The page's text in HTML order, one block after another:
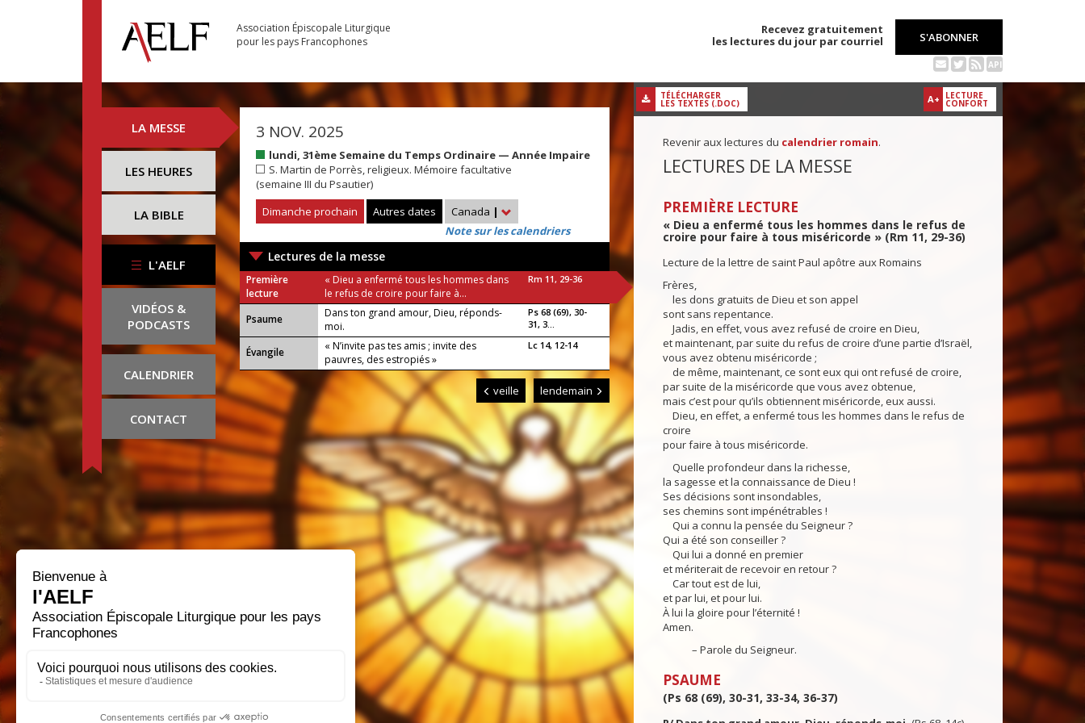
Association Épiscopale Liturgique
pour les pays Francophones
Recevez gratuitement
les lectures du jour par courriel
S'ABONNER
API
LA MESSE
LES HEURES
LA BIBLE
L'AELF
VIDÉOS &
PODCASTS
CALENDRIER
CONTACT
3 NOV. 2025
lundi, 31ème Semaine du Temps Ordinaire — Année Impaire
S. Martin de Porrès, religieux. Mémoire facultative
(semaine III du Psautier)
Dimanche prochain
Autres dates Canada |
Note sur les calendriers
Lectures de la messe
Première
lecture
« Dieu a enfermé tous les hommes dans
le refus de croire pour faire à...
Rm 11, 29-36
Psaume
Dans ton grand amour, Dieu, réponds-
moi.
Ps 68 (69), 30-
31, 3...
Évangile
« N’invite pas tes amis ; invite des
pauvres, des estropiés »
Lc 14, 12-14
veille lendemain
A+ LECTURE
CONFORT
TÉLÉCHARGER
LES TEXTES (.DOC)
Revenir aux lectures du calendrier romain.
LECTURES DE LA MESSE
PREMIÈRE LECTURE
« Dieu a enfermé tous les hommes dans le refus de
croire pour faire à tous miséricorde » (Rm 11, 29-36)
Lecture de la lettre de saint Paul apôtre aux Romains
Frères,
les dons gratuits de Dieu et son appel
sont sans repentance.
Jadis, en effet, vous avez refusé de croire en Dieu,
et maintenant, par suite du refus de croire d’une partie d’Israël,
vous avez obtenu miséricorde ;
de même, maintenant, ce sont eux qui ont refusé de croire,
par suite de la miséricorde que vous avez obtenue,
mais c’est pour qu’ils obtiennent miséricorde, eux aussi.
Dieu, en effet, a enfermé tous les hommes dans le refus de
croire
pour faire à tous miséricorde.
Quelle profondeur dans la richesse,
la sagesse et la connaissance de Dieu !
Ses décisions sont insondables,
ses chemins sont impénétrables !
Qui a connu la pensée du Seigneur ?
Qui a été son conseiller ?
Qui lui a donné en premier
et mériterait de recevoir en retour ?
Car tout est de lui,
et par lui, et pour lui.
À lui la gloire pour l’éternité !
Amen.
– Parole du Seigneur.
PSAUME
(Ps 68 (69), 30-31, 33-34, 36-37)